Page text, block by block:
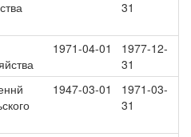
31
1971-04-01
1977-12-
31
1947-03-01
1971-03-
31